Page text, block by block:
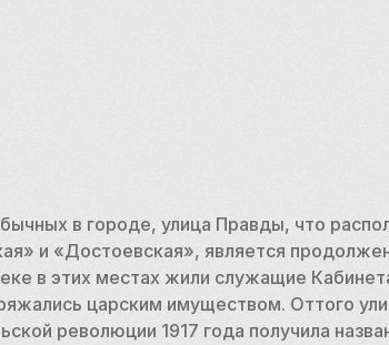
в городе, улица Правды, что
и «Достоевская», является
в этих местах жили служащие
царским имуществом. Оттого
революции 1917 года получила